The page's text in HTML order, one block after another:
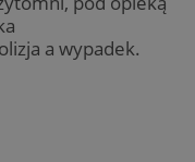
a wypadek.